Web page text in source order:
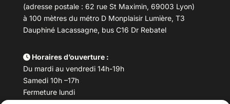
(adresse postale : 62 rue St Maximin, 69003 Lyon)
à 100 mètres du métro D Monplaisir Lumière, T3
Dauphiné Lacassagne, bus C16 Dr Rebatel
Horaires d’ouverture :
Du mardi au vendredi 14h-19h
Samedi 10h –17h
Fermeture lundi